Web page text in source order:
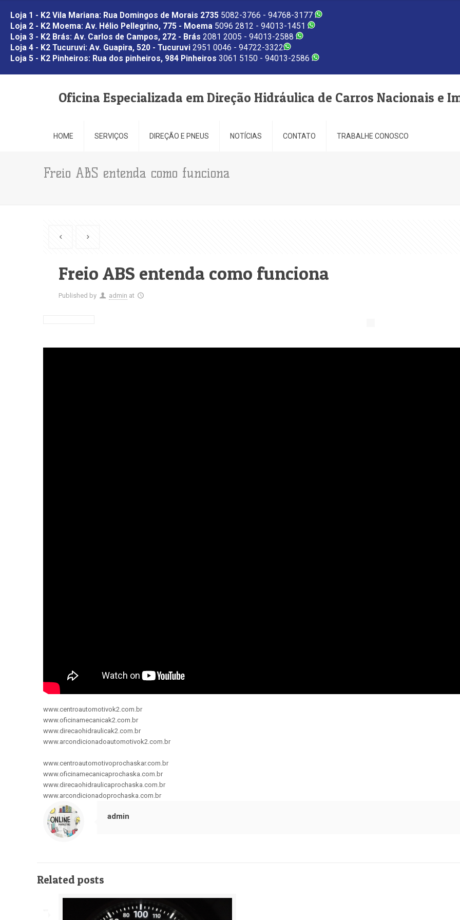
Loja 1 - K2 Vila Mariana: Rua Domingos de Morais 2735 5082-3766 - 94768-3177
Loja 2 - K2 Moema: Av. Hélio Pellegrino, 775 - Moema 5096 2812 - 94013-1451
Loja 3 - K2 Brás: Av. Carlos de Campos, 272 - Brás 2081 2005 - 94013-2588
Loja 4 - K2 Tucuruvi: Av. Guapira, 520 - Tucuruvi 2951 0046 - 94722-3322
Loja 5 - K2 Pinheiros: Rua dos pinheiros, 984 Pinheiros 3061 5150 - 94013-2586
Oficina Especializada em Direção Hidráulica de Carros Nacionais e
HOME SERVIÇOS DIREÇÃO E PNEUS NOTÍCIAS CONTATO TRABALHE CONOSCO
Freio ABS entenda como funciona
Freio ABS entenda como funciona
Published by admin at
www.centroautomotivok2.com.br
www.oficinamecanicak2.com.br
www.direcaohidraulicak2.com.br
www.arcondicionadoautomotivok2.com.br
www.centroautomotivoprochaskar.com.br
www.oficinamecanicaprochaska.com.br
www.direcaohidraulicaprochaska.com.br
www.arcondicionadoprochaska.com.br
admin
Related posts